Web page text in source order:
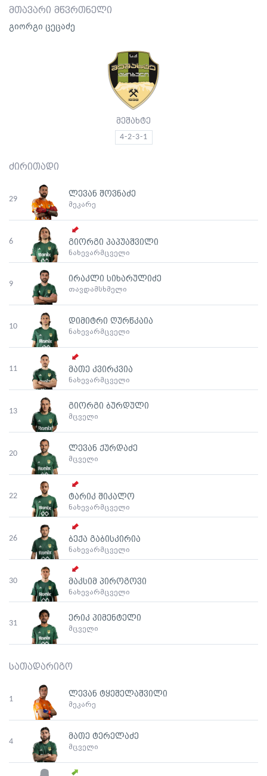
მთავარი მწვრთნელი
გიორგი ცეცაძე
მეშახტე
4-2-3-1
ძირითადი
29
ლევან შოვნაძე
მეკარე
6 გიორგი პაპუაშვილი
ნახევარმცველი
9
ირაკლი სიხარულიძე
თავდამსხმელი
10
დიმიტრი ღურწკაია
ნახევარმცველი
11 მათე კვირკვია
ნახევარმცველი
13
გიორგი ბურდული
მცველი
20
ლევან ქურდაძე
მცველი
22 ტარიკ შიკალო
ნახევარმცველი
26 ბექა გაბისკირია
ნახევარმცველი
30 მაკსიმ პიროგოვი
ნახევარმცველი
31
ერიკ პიმენტელი
მცველი
სათადარიგო
1
ლევან ტყეშელაშვილი
მეკარე
4
მათე ტერელაძე
მცველი